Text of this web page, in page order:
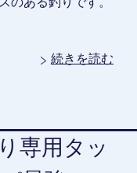
続きを読む
専用タッ